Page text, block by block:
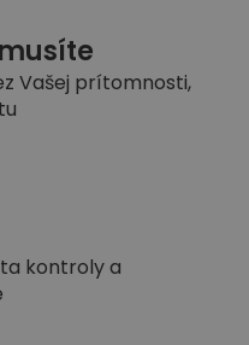
Vašej prítomnosti,
kontroly a